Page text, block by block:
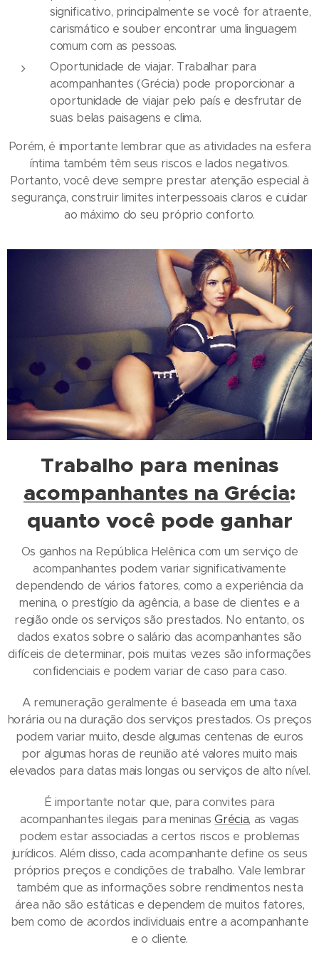
significativo, principalmente se você for atraente,
carismático e souber encontrar uma linguagem
comum com as pessoas.
Oportunidade de viajar. Trabalhar para
acompanhantes (Grécia) pode proporcionar a
oportunidade de viajar pelo país e desfrutar de
suas belas paisagens e clima.
Porém, é importante lembrar que as atividades na esfera
íntima também têm seus riscos e lados negativos.
Portanto, você deve sempre prestar atenção especial à
segurança, construir limites interpessoais claros e cuidar
ao máximo do seu próprio conforto.
Trabalho para meninas
acompanhantes na Grécia:
quanto você pode ganhar
Os ganhos na República Helênica com um serviço de
acompanhantes podem variar significativamente
dependendo de vários fatores, como a experiência da
menina, o prestígio da agência, a base de clientes e a
região onde os serviços são prestados. No entanto, os
dados exatos sobre o salário das acompanhantes são
difíceis de determinar, pois muitas vezes são informações
confidenciais e podem variar de caso para caso.
A remuneração geralmente é baseada em uma taxa
horária ou na duração dos serviços prestados. Os preços
podem variar muito, desde algumas centenas de euros
por algumas horas de reunião até valores muito mais
elevados para datas mais longas ou serviços de alto nível.
É importante notar que, para convites para
acompanhantes ilegais para meninasGrécia, as vagas
podem estar associadas a certos riscos e problemas
jurídicos. Além disso, cada acompanhante define os seus
próprios preços e condições de trabalho. Vale lembrar
também que as informações sobre rendimentos nesta
área não são estáticas e dependem de muitos fatores,
bem como de acordos individuais entre a acompanhante
e o cliente.